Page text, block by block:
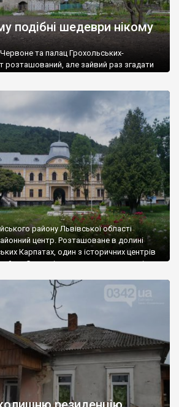
подібні шедеври нікому
та палац Грохольських-
розташований, але зайвий раз згадати
району Львівської області
центр. Розташоване в долині
Карпатах, один з історичних центрів
до Списку історичних населених місць
транспортні комунікації:
(Київ—Чоп) та E471 (Мукачево—Львів),
південна гілка нафтопроводу «Дружба».